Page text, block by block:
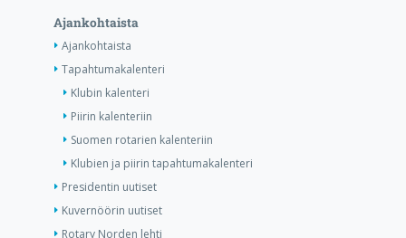
Ajankohtaista
Ajankohtaista
Tapahtumakalenteri
Klubin kalenteri
Piirin kalenteriin
Suomen rotarien kalenteriin
Klubien ja piirin tapahtumakalenteri
Presidentin uutiset
Kuvernöörin uutiset
Rotary Norden lehti